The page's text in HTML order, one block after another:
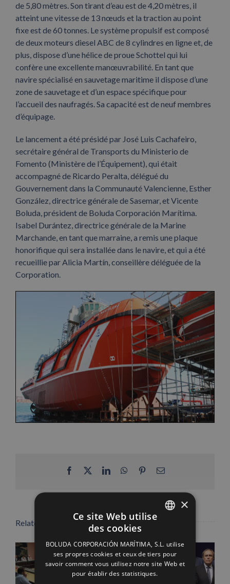
de 5,80 mètres. Son tirant d’eau est de 4,20 mètres, il
atteint une vitesse de 13 nœuds et la traction au point
fixe est de 60 tonnes. Le système propulsif est composé
de deux moteurs diesel ABC de 8 cylindres en ligne et, de
plus, dispose d’une hélice de proue Schottel qui lui
confère une excellente manœuvrabilité. En tant que
navire spécialisé en sauvetage maritime il dispose d’une
zone de sauvetage et d’un espace spécifique pour
l’accueil des naufragés. Sa capacité est de neuf membres
d’équipage.
Le lancement a été présidé par José Luis Cachafeiro,
secrétaire général de Transports du Ministerio de
Fomento (Ministère de l’Équipement), qui était
accompagné de Ricardo Peralta, délégué du
Gouvernement dans la Communauté Valencienne, Esther
González, directrice générale de Sasemar, et Vicente
Boluda, président de Boluda Corporación Marítima.
Isabel Durántez, directrice générale de la Marine
Marchande, en tant que marraine, a remis une plaque
honorifique qui sera installée dans le navire, et qui a été
recueillie par Alicia Martín, conseillère déléguée de la
Corporation.
Facebook LinkedInWhatsApp
PinterestEmail
Related Posts
ENGLISH
FRENCH
×
Ce site Web utilise
des cookies
BOLUDA CORPORACIÓN MARÍTIMA, S.L. utilise
ses propres cookies et ceux de tiers pour
savoir comment vous utilisez notre site Web et
pour établir des statistiques.